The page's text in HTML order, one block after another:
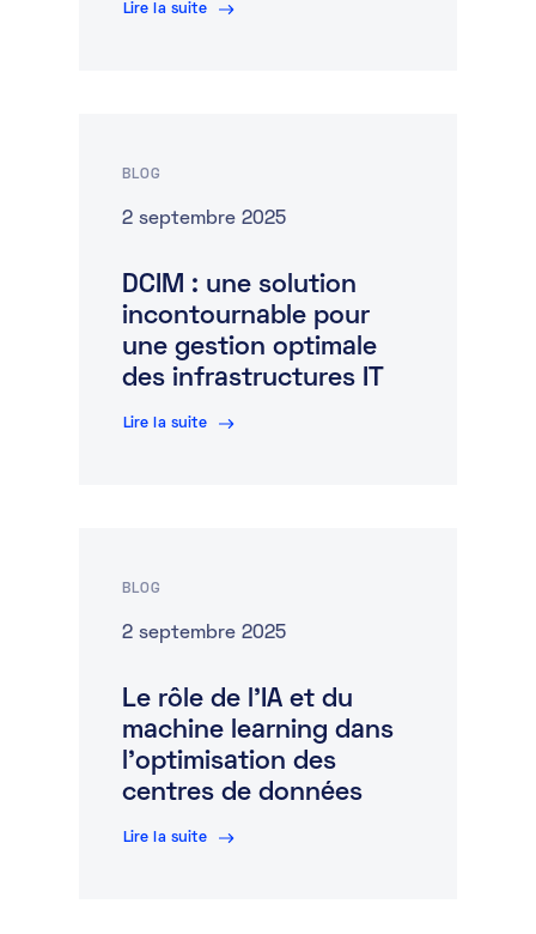
Lire la suite
BLOG
2 septembre 2025
DCIM : une solution
incontournable pour
une gestion optimale
des infrastructures IT
Lire la suite
BLOG
2 septembre 2025
Le rôle de l’IA et du
machine learning dans
l’optimisation des
centres de données
Lire la suite